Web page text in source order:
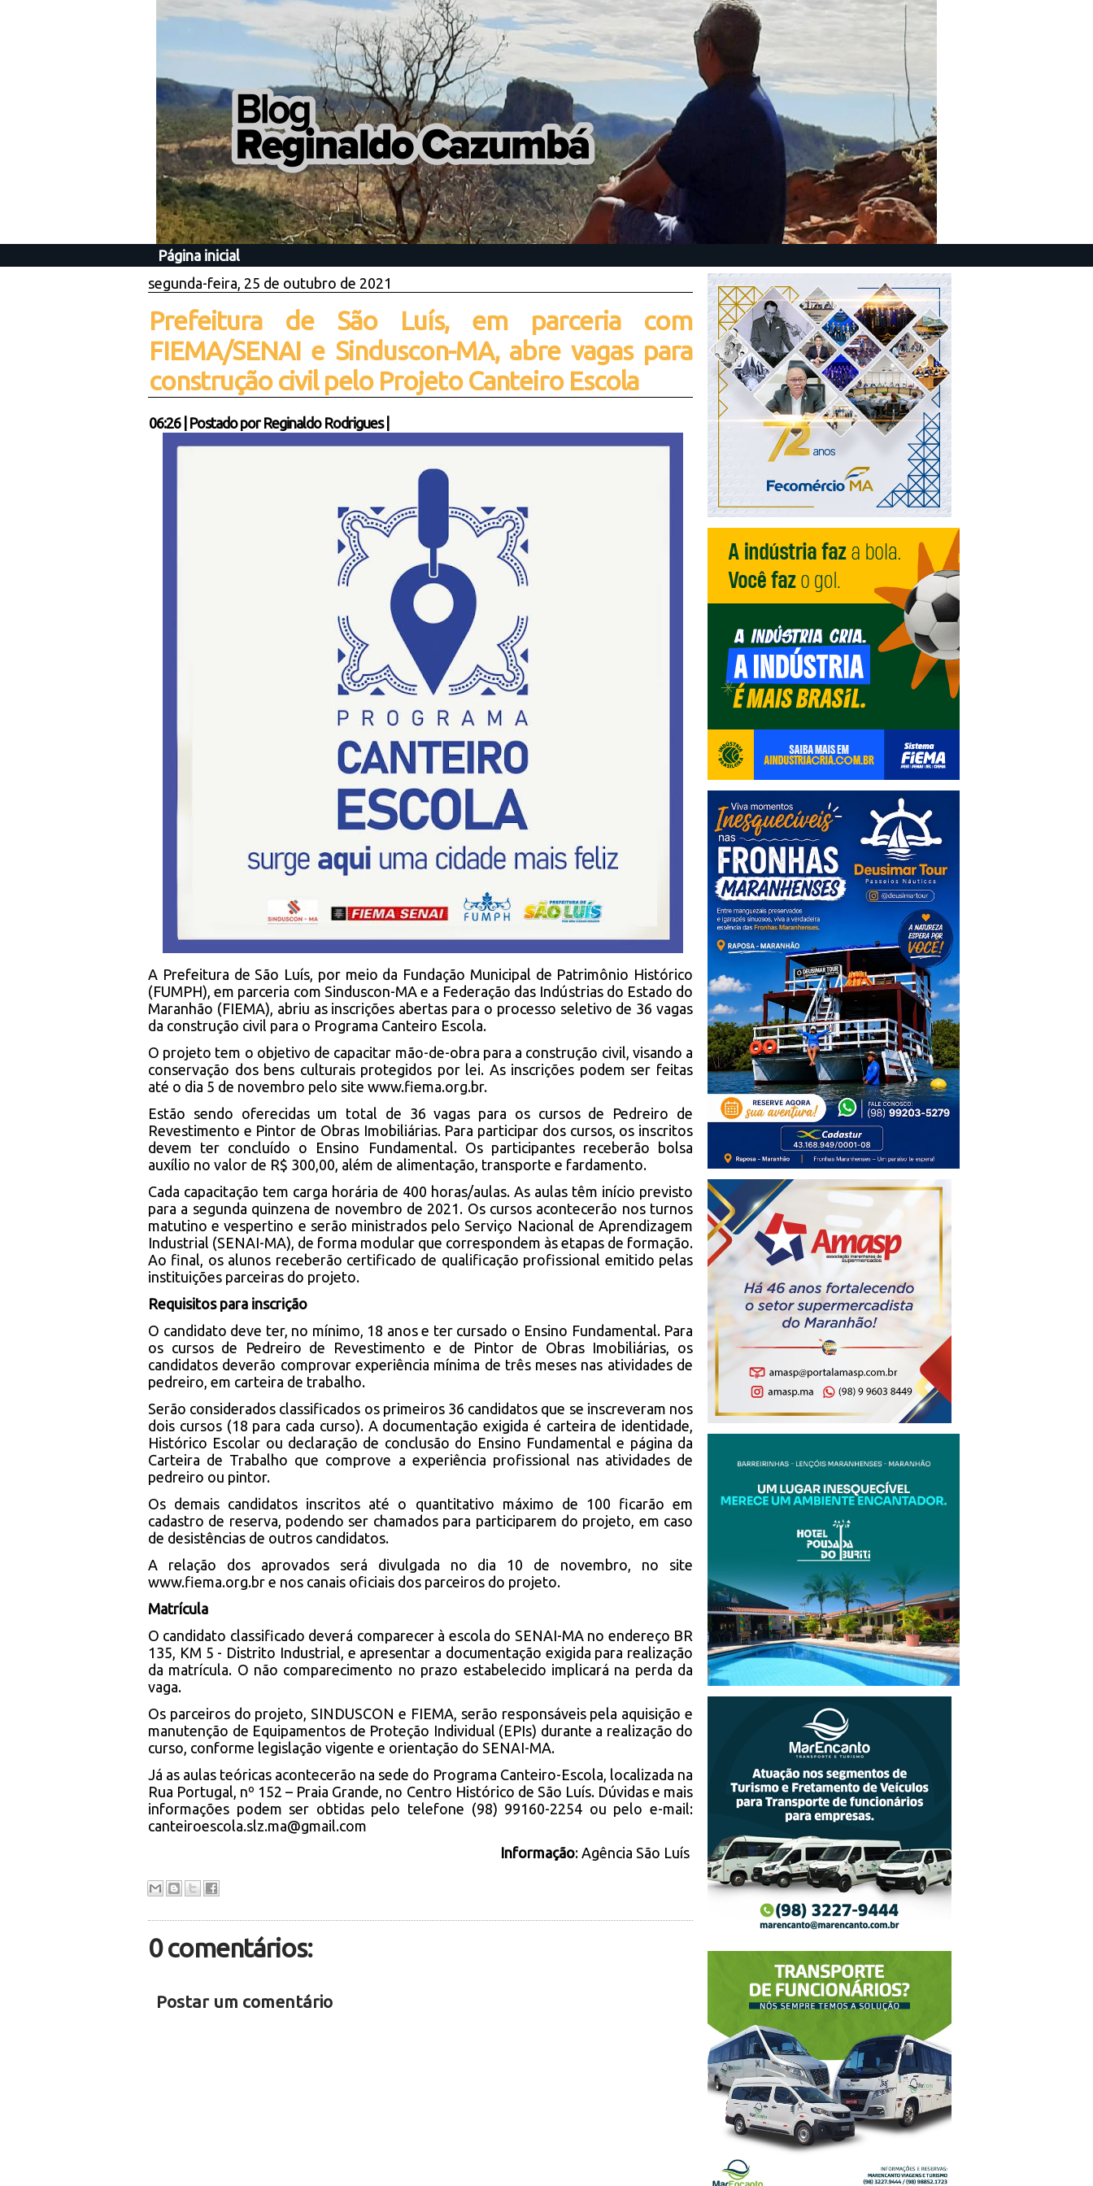
Página inicial
segunda-feira, 25 de outubro de 2021
Prefeitura de São Luís, em parceria com
FIEMA/SENAI e Sinduscon-MA, abre vagas para
construção civil pelo Projeto Canteiro Escola
06:26| Postado por Reginaldo Rodrigues
A Prefeitura de São Luís, por meio da Fundação Municipal de Patrimônio Histórico
(FUMPH), em parceria com Sinduscon-MA e a Federação das Indústrias do Estado do
Maranhão (FIEMA), abriu as inscrições abertas para o processo seletivo de 36 vagas
da construção civil para o Programa Canteiro Escola.
O projeto tem o objetivo de capacitar mão-de-obra para a construção civil, visando a
conservação dos bens culturais protegidos por lei. As inscrições podem ser feitas
até o dia 5 de novembro pelo site www.fiema.org.br.
Estão sendo oferecidas um total de 36 vagas para os cursos de Pedreiro de
Revestimento e Pintor de Obras Imobiliárias. Para participar dos cursos, os inscritos
devem ter concluído o Ensino Fundamental. Os participantes receberão bolsa
auxílio no valor de R$ 300,00, além de alimentação, transporte e fardamento.
Cada capacitação tem carga horária de 400 horas/aulas. As aulas têm início previsto
para a segunda quinzena de novembro de 2021. Os cursos acontecerão nos turnos
matutino e vespertino e serão ministrados pelo Serviço Nacional de Aprendizagem
Industrial (SENAI-MA), de forma modular que correspondem às etapas de formação.
Ao final, os alunos receberão certificado de qualificação profissional emitido pelas
instituições parceiras do projeto.
Requisitos para inscrição
O candidato deve ter, no mínimo, 18 anos e ter cursado o Ensino Fundamental. Para
os cursos de Pedreiro de Revestimento e de Pintor de Obras Imobiliárias, os
candidatos deverão comprovar experiência mínima de três meses nas atividades de
pedreiro, em carteira de trabalho.
Serão considerados classificados os primeiros 36 candidatos que se inscreveram nos
dois cursos (18 para cada curso). A documentação exigida é carteira de identidade,
Histórico Escolar ou declaração de conclusão do Ensino Fundamental e página da
Carteira de Trabalho que comprove a experiência profissional nas atividades de
pedreiro ou pintor.
Os demais candidatos inscritos até o quantitativo máximo de 100 ficarão em
cadastro de reserva, podendo ser chamados para participarem do projeto, em caso
de desistências de outros candidatos.
A relação dos aprovados será divulgada no dia 10 de novembro, no site
www.fiema.org.br e nos canais oficiais dos parceiros do projeto.
Matrícula
O candidato classificado deverá comparecer à escola do SENAI-MA no endereço BR
135, KM 5 - Distrito Industrial, e apresentar a documentação exigida para realização
da matrícula. O não comparecimento no prazo estabelecido implicará na perda da
vaga.
Os parceiros do projeto, SINDUSCON e FIEMA, serão responsáveis pela aquisição e
manutenção de Equipamentos de Proteção Individual (EPIs) durante a realização do
curso, conforme legislação vigente e orientação do SENAI-MA.
Já as aulas teóricas acontecerão na sede do Programa Canteiro-Escola, localizada na
Rua Portugal, nº 152 – Praia Grande, no Centro Histórico de São Luís. Dúvidas e mais
informações podem ser obtidas pelo telefone (98) 99160-2254 ou pelo e-mail:
canteiroescola.slz.ma@gmail.com
Informação: Agência São Luís
0 comentários:
Postar um comentário